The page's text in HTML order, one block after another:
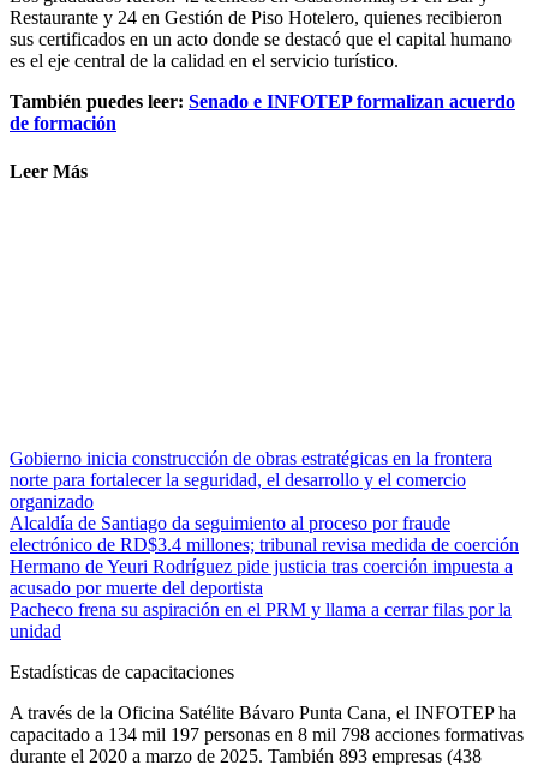
Restaurante y 24 en Gestión de Piso Hotelero, quienes recibieron
sus certificados en un acto donde se destacó que el capital humano
es el eje central de la calidad en el servicio turístico.
También puedes leer: Senado e INFOTEP formalizan acuerdo
de formación
Leer Más
Gobierno inicia construcción de obras estratégicas en la frontera
norte para fortalecer la seguridad, el desarrollo y el comercio
organizado
Alcaldía de Santiago da seguimiento al proceso por fraude
electrónico de RD$3.4 millones; tribunal revisa medida de coerción
Hermano de Yeuri Rodríguez pide justicia tras coerción impuesta a
acusado por muerte del deportista
Pacheco frena su aspiración en el PRM y llama a cerrar filas por la
unidad
Estadísticas de capacitaciones
A través de la Oficina Satélite Bávaro Punta Cana, el INFOTEP ha
capacitado a 134 mil 197 personas en 8 mil 798 acciones formativas
durante el 2020 a marzo de 2025. También 893 empresas (438